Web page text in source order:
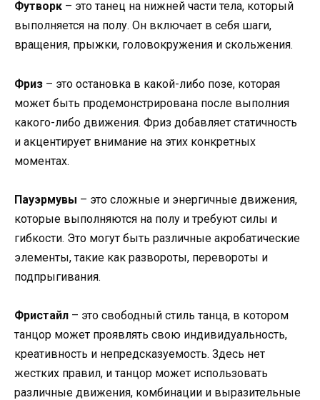
Футворк – это танец на нижней части тела, который
выполняется на полу. Он включает в себя шаги,
вращения, прыжки, головокружения и скольжения.
Фриз – это остановка в какой-либо позе, которая
может быть продемонстрирована после выполния
какого-либо движения. Фриз добавляет статичность
и акцентирует внимание на этих конкретных
моментах.
Пауэрмувы – это сложные и энергичные движения,
которые выполняются на полу и требуют силы и
гибкости. Это могут быть различные акробатические
элементы, такие как развороты, перевороты и
подпрыгивания.
Фристайл – это свободный стиль танца, в котором
танцор может проявлять свою индивидуальность,
креативность и непредсказуемость. Здесь нет
жестких правил, и танцор может использовать
различные движения, комбинации и выразительные